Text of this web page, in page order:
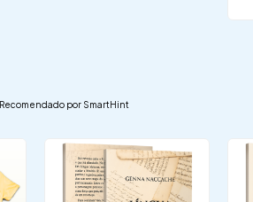
Recomendado por SmartHint